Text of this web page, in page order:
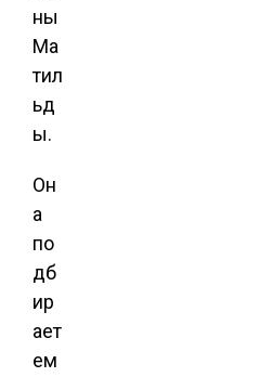
ны
Ма
тил
ьд
ы.
Он
а
по
дб
ир
ает
ем